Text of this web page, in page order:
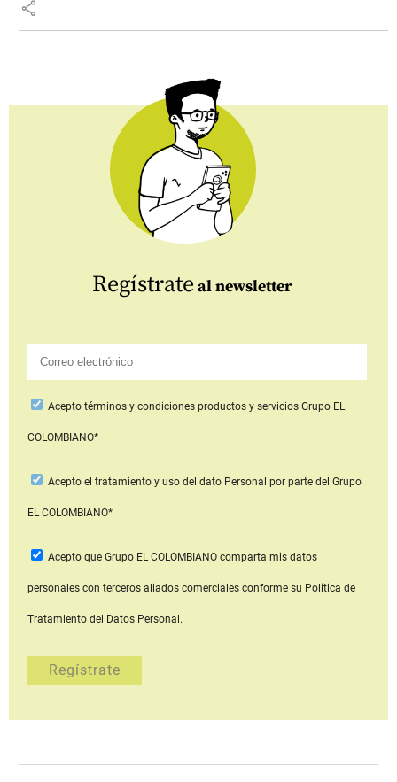
share
Regístrate al newsletter
Aceptotérminos y condiciones productos y serviciosGrupo EL
COLOMBIANO*
Acepto el tratamiento y uso del dato Personal por parte del Grupo
EL COLOMBIANO*
Acepto que Grupo EL COLOMBIANOcomparta mis datos
personales con terceros aliados comerciales conforme su Política de
Tratamiento del Datos Personal.